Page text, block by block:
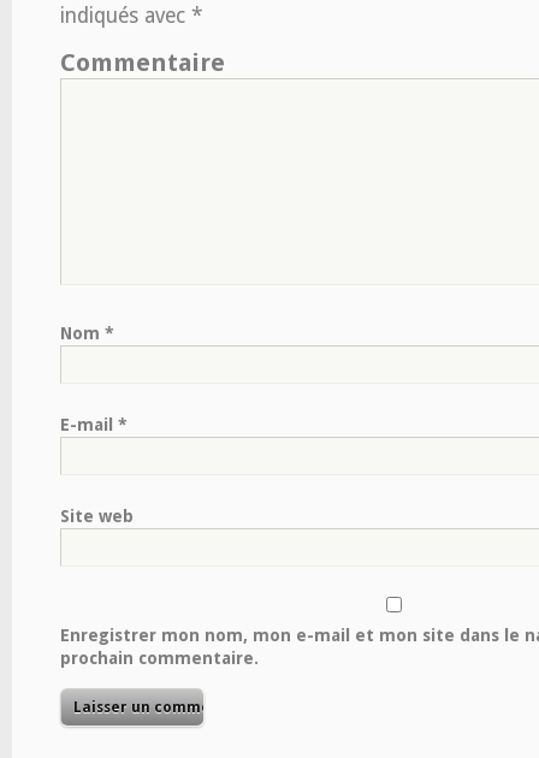
indiqués avec *
Commentaire
Nom *
E-mail *
Site web
Enregistrer mon nom, mon e-mail et mon site dans le
prochain commentaire.